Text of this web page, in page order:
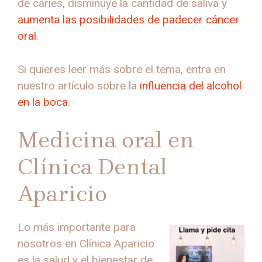
de caries, disminuye la cantidad de saliva y
aumenta las posibilidades de padecer cáncer
oral.
Si quieres leer más sobre el tema, entra en
nuestro artículo sobre la influencia del alcohol
en la boca.
Medicina oral en
Clínica Dental
Aparicio
Lo más importante para
nosotros en Clínica Aparicio